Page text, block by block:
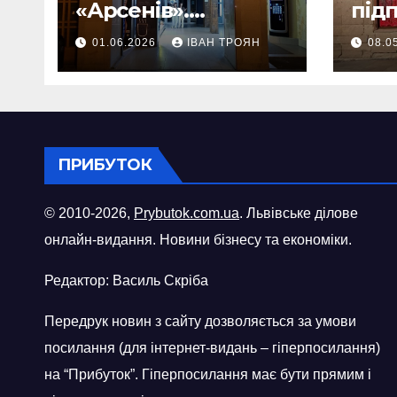
«Арсенів».
Фоторепортаж
01.06.2026 ІВАН ТРОЯН
ПРИБУТОК
© 2010-2026, Prybutok.com.ua. Львівське ділове
онлайн-видання. Новини бізнесу та економіки.
Редактор: Василь Скріба
Передрук новин з сайту дозволяється за умови
посилання (для інтернет-видань – гіперпосилання)
на “Прибуток”. Гіперпосилання має бути прямим і